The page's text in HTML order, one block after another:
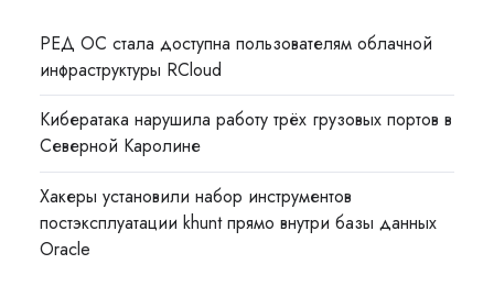
РЕД ОС стала доступна пользователям облачной
инфраструктуры RCloud
Кибератака нарушила работу трёх грузовых портов в
Северной Каролине
Хакеры установили набор инструментов
постэксплуатации khunt прямо внутри базы данных
Oracle